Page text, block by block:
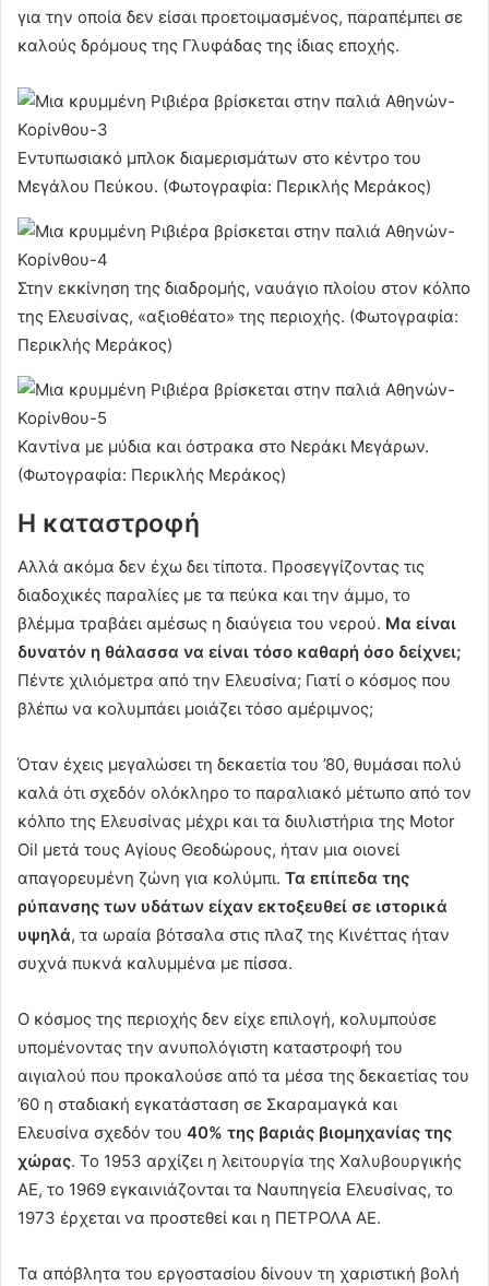
για την οποία δεν είσαι προετοιμασμένος, παραπέμπει σε
καλούς δρόμους της Γλυφάδας της ίδιας εποχής.
Εντυπωσιακό μπλοκ διαμερισμάτων στο κέντρο του
Μεγάλου Πεύκου. (Φωτογραφία: Περικλής Μεράκος)
Στην εκκίνηση της διαδρομής, ναυάγιο πλοίου στον κόλπο
της Ελευσίνας, «αξιοθέατο» της περιοχής. (Φωτογραφία:
Περικλής Μεράκος)
Καντίνα με μύδια και όστρακα στο Νεράκι Μεγάρων.
(Φωτογραφία: Περικλής Μεράκος)
Η καταστροφή
Αλλά ακόμα δεν έχω δει τίποτα. Προσεγγίζοντας τις
διαδοχικές παραλίες με τα πεύκα και την άμμο, το
βλέμμα τραβάει αμέσως η διαύγεια του νερού. Μα είναι
δυνατόν η θάλασσα να είναι τόσο καθαρή όσο δείχνει;
Πέντε χιλιόμετρα από την Ελευσίνα; Γιατί ο κόσμος που
βλέπω να κολυμπάει μοιάζει τόσο αμέριμνος;
Όταν έχεις μεγαλώσει τη δεκαετία του ’80, θυμάσαι πολύ
καλά ότι σχεδόν ολόκληρο το παραλιακό μέτωπο από τον
κόλπο της Ελευσίνας μέχρι και τα διυλιστήρια της Motor
Oil μετά τους Αγίους Θεοδώρους, ήταν μια οιονεί
απαγορευμένη ζώνη για κολύμπι. Τα επίπεδα της
ρύπανσης των υδάτων είχαν εκτοξευθεί σε ιστορικά
υψηλά, τα ωραία βότσαλα στις πλαζ της Κινέττας ήταν
συχνά πυκνά καλυμμένα με πίσσα.
Ο κόσμος της περιοχής δεν είχε επιλογή, κολυμπούσε
υπομένοντας την ανυπολόγιστη καταστροφή του
αιγιαλού που προκαλούσε από τα μέσα της δεκαετίας του
’60 η σταδιακή εγκατάσταση σε Σκαραμαγκά και
Ελευσίνα σχεδόν του 40% της βαριάς βιομηχανίας της
χώρας. Το 1953 αρχίζει η λειτουργία της Χαλυβουργικής
ΑΕ, το 1969 εγκαινιάζονται τα Ναυπηγεία Ελευσίνας, το
1973 έρχεται να προστεθεί και η ΠΕΤΡΟΛΑ ΑΕ.
Τα απόβλητα του εργοστασίου δίνουν τη χαριστική βολή